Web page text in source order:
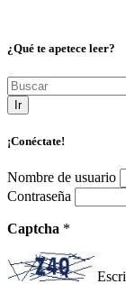
¿Qué te apetece leer?
Ir
¡Conéctate!
Nombre de usuario
Contraseña
Captcha *